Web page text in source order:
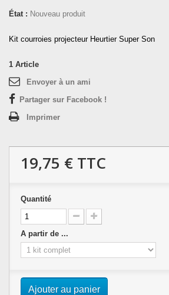
État : Nouveau produit
Kit courroies projecteur Heurtier Super Son
1 Article
Envoyer à un ami
Partager sur Facebook !
Imprimer
19,75 € TTC
Quantité
A partir de ...
Ajouter au panier